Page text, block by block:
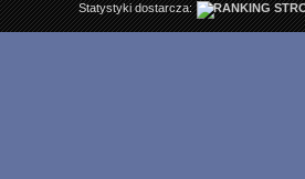
Statystyki dostarcza: